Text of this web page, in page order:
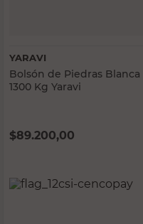
YARAVI
Bolsón de Piedras Blanca
1300 Kg Yaravi
$89.200,00